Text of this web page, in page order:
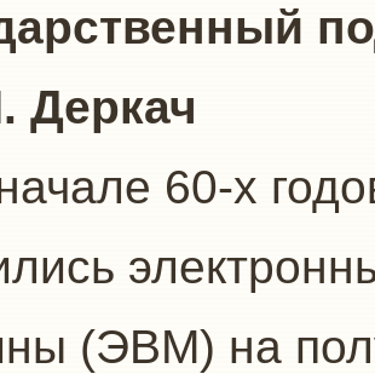
Деркач
60-х
(ЭВМ) на